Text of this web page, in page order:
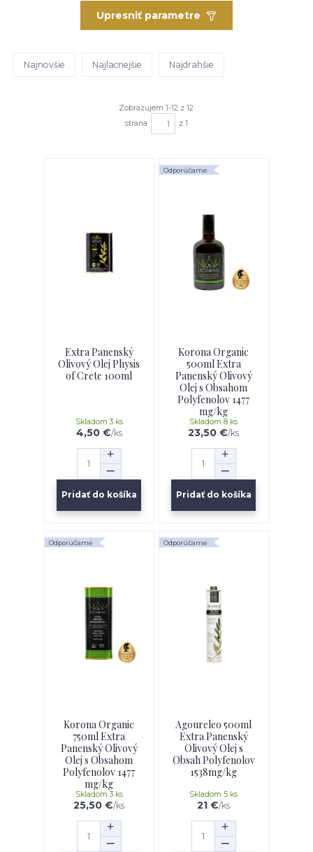
Upresniť parametre
Najnovšie Najlacnejšie Najdrahšie
Zobrazujem 1-12 z 12
strana
z 1
Extra Panenský
Olivový Olej Physis
of Crete 100ml
4,50 €/ks
Skladom 3 ks
Pridať do košíka
Odporúčame
Korona Organic
500ml Extra
Panenský Olivový
Olej s Obsahom
Polyfenolov 1477
mg/kg
23,50 €/ks
Skladom 8 ks
Pridať do košíka
Odporúčame
Korona Organic
750ml Extra
Panenský Olivový
Olej s Obsahom
Polyfenolov 1477
mg/kg
25,50 €/ks
Skladom 3 ks
Odporúčame
Agoureleo 500ml
Extra Panenský
Olivový Olej s
Obsah Polyfenolov
1538mg/kg
21 €/ks
Skladom 5 ks